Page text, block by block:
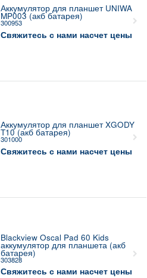
Аккумулятор для планшет UNIWA
MP003 (акб батарея)
300953
Свяжитесь с нами насчет цены
Аккумулятор для планшет XGODY
T10 (акб батарея)
301000
Свяжитесь с нами насчет цены
Blackview Oscal Pad 60 Kids
аккумулятор для планшета (акб
батарея)
303828
Свяжитесь с нами насчет цены